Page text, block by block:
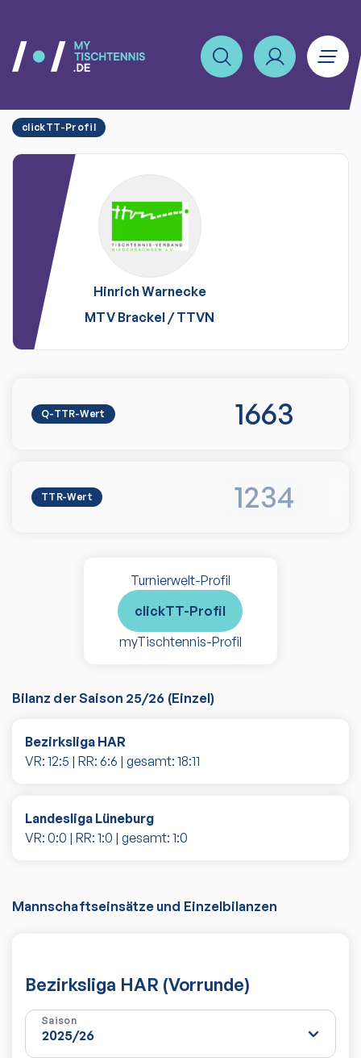
clickTT-Profil
HinrichWarnecke
MTV Brackel /TTVN
Q-TTR-Wert 1663
TTR-Wert 1234
Turnierwelt-Profil
clickTT-Profil
myTischtennis-Profil
Bilanz der Saison 25/26 (Einzel)
Bezirksliga HAR
VR: 12:5 | RR: 6:6 | gesamt: 18:11
Landesliga Lüneburg
VR: 0:0 | RR: 1:0 | gesamt: 1:0
Mannschaftseinsätze und Einzelbilanzen
Bezirksliga HAR (Vorrunde)
Saison